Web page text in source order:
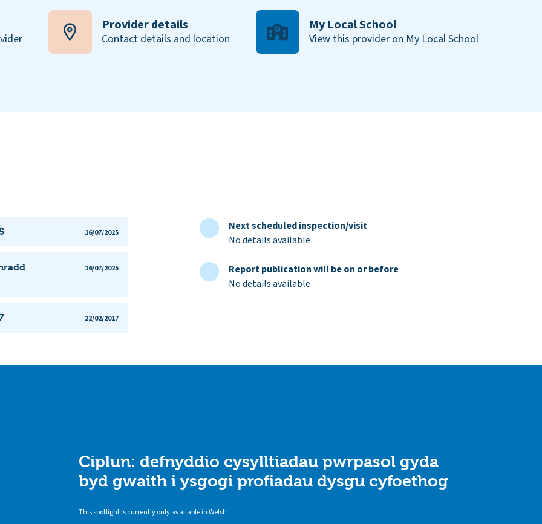
Provider details
Contact details and location
My Local School
View this provider on My Local School
16/07/2025
16/07/2025
22/02/2017
Next scheduled inspection/visit
No details available
Report publication will be on or before
No details available
Ciplun: defnyddio cysylltiadau pwrpasol gyda
byd gwaith i ysgogi profiadau dysgu cyfoethog
This spotlight is currently only available in Welsh